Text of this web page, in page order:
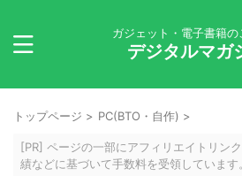
ガジェット・電子書籍の
デジタルマガ
トップページ > PC(BTO・自作) >
[PR] ページの一部にアフィリエイトリン
績などに基づいて手数料を受領しています。